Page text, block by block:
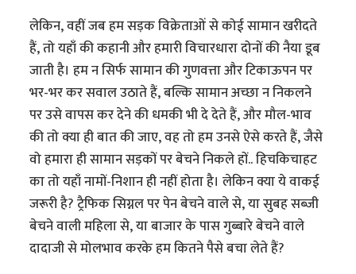
लेकिन, वहीं जब हम सड़क विक्रेताओं से कोई सामान खरीदते
हैं, तो यहाँ की कहानी और हमारी विचारधारा दोनों की नैया डूब
जाती है। हम न सिर्फ सामान की गुणवत्ता और टिकाऊपन पर
भर-भर कर सवाल उठाते हैं, बल्कि सामान अच्छा न निकलने
पर उसे वापस कर देने की धमकी भी दे देते हैं, और मौल-भाव
की तो क्या ही बात की जाए, वह तो हम उनसे ऐसे करते हैं, जैसे
वो हमारा ही सामान सड़कों पर बेचने निकले हों.. हिचकिचाहट
का तो यहाँ नामों-निशान ही नहीं होता है। लेकिन क्या ये वाकई
जरूरी है? ट्रैफिक सिग्नल पर पेन बेचने वाले से, या सुबह सब्जी
बेचने वाली महिला से, या बाजार के पास गुब्बारे बेचने वाले
दादाजी से मोलभाव करके हम कितने पैसे बचा लेते हैं?